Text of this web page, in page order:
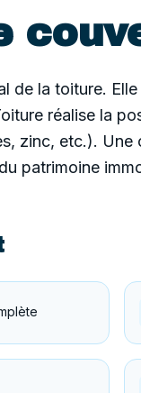
de la toiture.
réalise la
zinc, etc.).
patrimoine